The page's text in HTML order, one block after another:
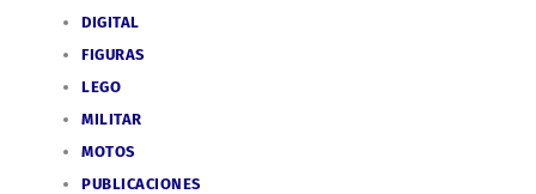
DIGITAL
FIGURAS
LEGO
MILITAR
MOTOS
PUBLICACIONES